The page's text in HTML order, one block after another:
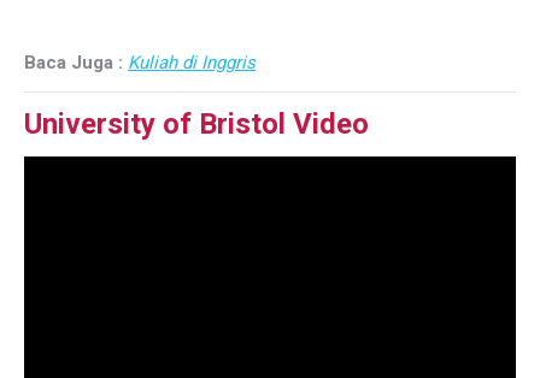
Baca Juga : Kuliah di Inggris
University of Bristol Video